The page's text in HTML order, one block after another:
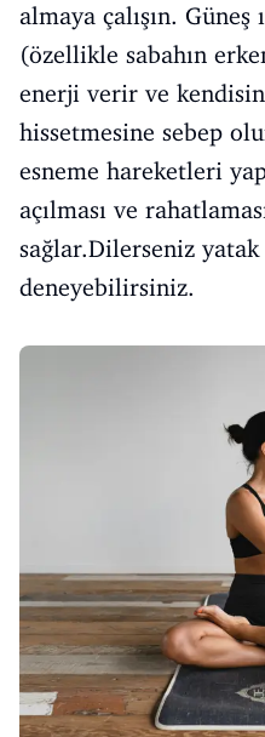
almaya çalışın. Güneş
(özellikle sabahın
enerji verir ve
hissetmesine sebep
esneme hareketleri
açılması ve
sağlar.Dilerseniz
deneyebilirsiniz.